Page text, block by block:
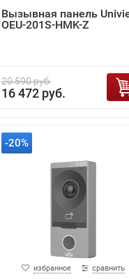
Вызывная панель
OEU-201S-HMK-Z
20 590 руб.
16 472 руб.
-20%
избранное сравнить